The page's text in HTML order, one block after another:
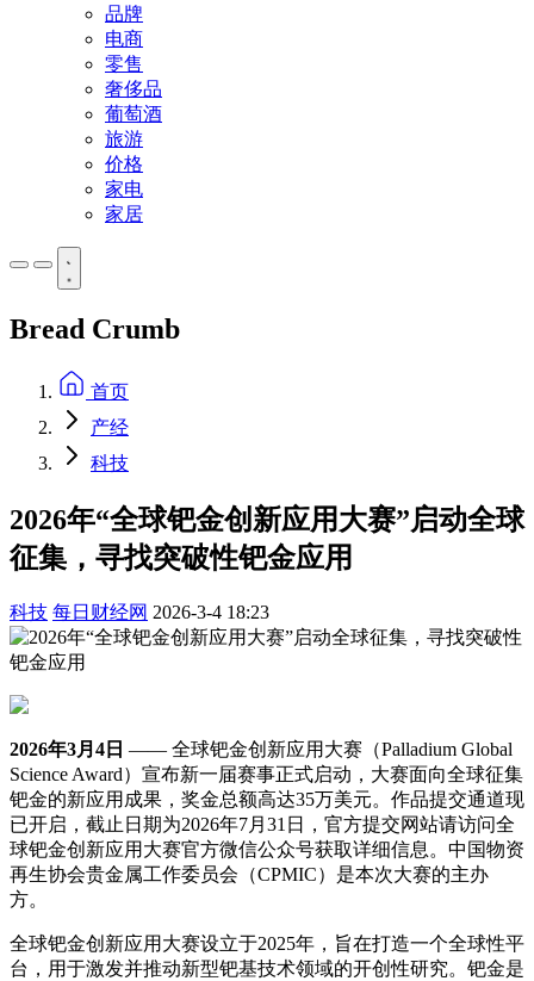
品牌
电商
零售
奢侈品
葡萄酒
旅游
价格
家电
家居
Bread Crumb
首页
产经
科技
2026年“全球钯金创新应用大赛”启动全球
征集，寻找突破性钯金应用
科技 每日财经网 2026-3-4 18:23
2026年3月 4 日 —— 全球钯金创新应用大赛（Palladium Global
Science Award）宣布新一届赛事正式启动，大赛面向全球征集
钯金的新应用成果，奖金总额高达35万美元。作品提交通道现
已开启，截止日期为2026年7月31日，官方提交网站请访问全
球钯金创新应用大赛官方微信公众号获取详细信息。中国物资
再生协会贵金属工作委员会（CPMIC）是本次大赛的主办
方。
全球钯金创新应用大赛设立于2025年，旨在打造一个全球性平
台，用于激发并推动新型钯基技术领域的开创性研究。钯金是